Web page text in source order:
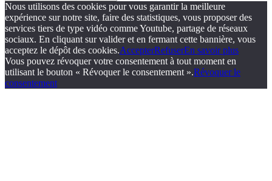
Nous utilisons des cookies pour vous garantir la meilleure
expérience sur notre site, faire des statistiques, vous proposer des
services tiers de type vidéo comme Youtube, partage de réseaux
sociaux. En cliquant sur valider et en fermant cette bannière, vous
acceptez le dépôt des cookies.AccepterRefuserEn savoir plus
Vous pouvez révoquer votre consentement à tout moment en
utilisant le bouton « Révoquer le consentement ».Révoquer le
consentement